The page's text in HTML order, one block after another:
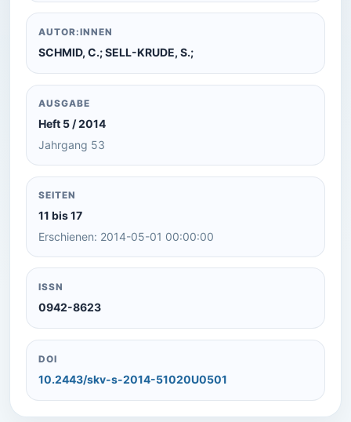
AUTOR:INNEN
SCHMID, C.; SELL-KRUDE, S.;
AUSGABE
Heft 5 / 2014
Jahrgang 53
SEITEN
11 bis 17
Erschienen: 2014-05-01 00:00:00
ISSN
0942-8623
DOI
10.2443/skv-s-2014-51020U0501